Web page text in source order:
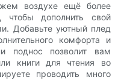
воздухе ещё более
дополнить свой
Добавьте уютный плед
комфорта и
поднос позволит вам
книги для чтения во
проводить много